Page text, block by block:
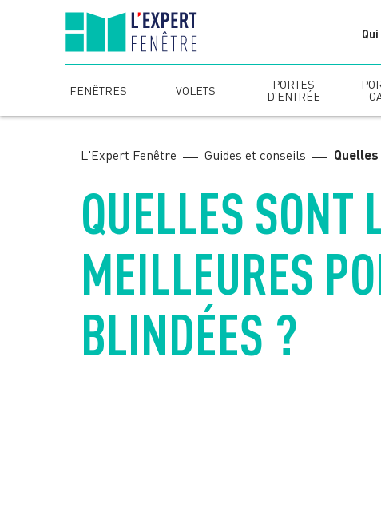
FENÊTRES VOLETS
PORTES
D’ENTRÉE
L'Expert Fenêtre Guides et conseils
QUELLES SONT
MEILLEURES
BLINDÉES ?